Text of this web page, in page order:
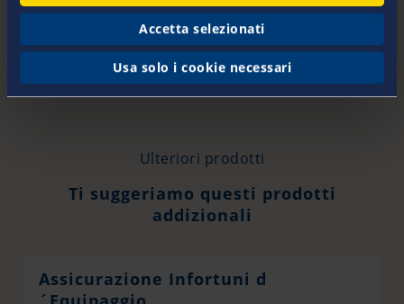
Accetta selezionati
Usa solo i cookie necessari
Invia e-mail
Ulteriori prodotti
Ti suggeriamo questi prodotti
addizionali
Assicurazione Infortuni d